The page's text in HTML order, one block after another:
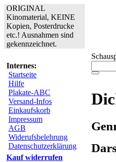
ORIGINAL
Kinomaterial, KEINE
Kopien, Posterdrucke
etc.! Ausnahmen sind
gekennzeichnet.
Internes:
Startseite
Hilfe
Plakate-ABC
Versand-Infos
Einkaufskorb
Impressum
AGB
Widerufsbelehrung
Datenschutzerklärung
Kauf widerrufen